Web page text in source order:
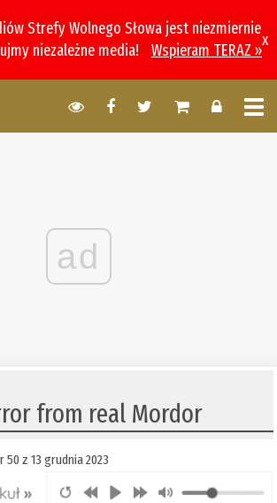
Strefy Wolnego Słowa jest niezmiernie
niezależne media!
Wspieram TERAZ »
x
ad
from real Mordor
50 z 13 grudnia 2023